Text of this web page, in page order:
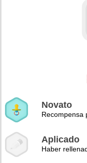
Novato
Recompensa
Aplicado
Haber